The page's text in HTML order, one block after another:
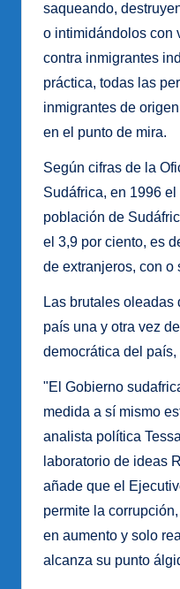
saqueando,
o intimidándolos con
contra inmigrantes
práctica, todas las
inmigrantes de
en el punto de mira.
Según cifras de la
Sudáfrica, en 1996
población de
el 3,9 por ciento, es
de extranjeros, con o
Las brutales oleadas
país una y otra vez
democrática del país,
"El Gobierno
medida a sí mismo
analista política
laboratorio de ideas
añade que el
permite la
en aumento y solo
alcanza su punto